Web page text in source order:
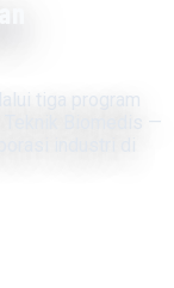
tiga program
Teknik Biomedis —